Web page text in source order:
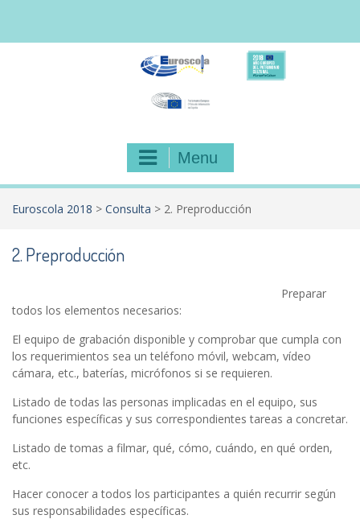
content
Menu
Euroscola 2018 > Consulta > 2. Preproducción
2. Preproducción
Preparar
todos los elementos necesarios:
El equipo de grabación disponible y comprobar que cumpla con
los requerimientos sea un teléfono móvil, webcam, vídeo
cámara, etc., baterías, micrófonos si se requieren.
Listado de todas las personas implicadas en el equipo, sus
funciones específicas y sus correspondientes tareas a concretar.
Listado de tomas a filmar, qué, cómo, cuándo, en qué orden,
etc.
Hacer conocer a todos los participantes a quién recurrir según
sus responsabilidades específicas.